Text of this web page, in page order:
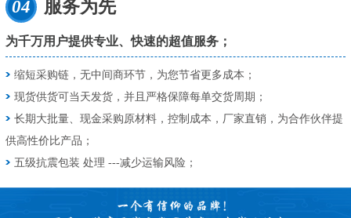
04 服务为先
为千万用户提供专业、快速的超值服务；
缩短采购链，无中间商环节，为您节省更多成本；
现货供货可当天发货，并且严格保障每单交货周期；
长期大批量、现金采购原材料，控制成本，厂家直销，为合作伙伴提
供高性价比产品；
五级抗震包装 处理 ---减少运输风险；